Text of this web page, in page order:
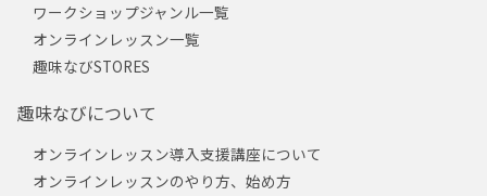
ワークショップジャンル一覧
オンラインレッスン一覧
趣味なびSTORES
趣味なびについて
オンラインレッスン導入支援講座について
オンラインレッスンのやり方、始め方